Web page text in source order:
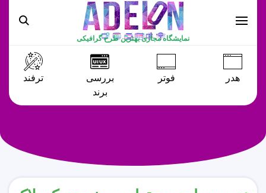
نمایشگاه مجازی بهترین طرح گرافیکی
هدر فوتر
بررسی
برند
ترفند